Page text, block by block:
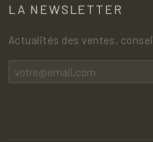
LA NEWSLETTER
Actualités des ventes,